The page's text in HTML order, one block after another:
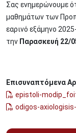
Σας ενημερώνουμε
μαθημάτων των
εαρινό εξάμηνο
την Παρασκευή 22/
Επισυναπτόμενα
epistoli-
odigos-